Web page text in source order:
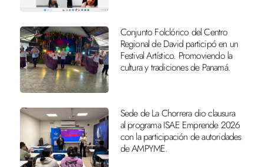
Conjunto Folclórico del Centro
Regional de David participó en un
Festival Artístico. Promoviendo la
cultura y tradiciones de Panamá.
Sede de La Chorrera dio clausura
al programa ISAE Emprende 2026
con la participación de autoridades
de AMPYME.